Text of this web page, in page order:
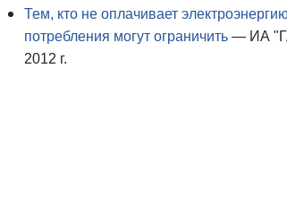
Тем, кто не оплачивает
потребления могут ограничить — ИА
2012 г.